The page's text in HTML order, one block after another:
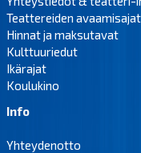
Teattereiden avaamisajat
Hinnat ja maksutavat
Kulttuuriedut
Ikärajat
Koulukino
Info
Yhteydenotto